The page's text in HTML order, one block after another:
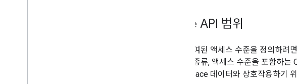
Drive API 범위
앱에 부여된 액세스 수준을 정의하려면
데이터 종류, 액세스 수준을 포함하
Workspace 데이터와 상호작용하기